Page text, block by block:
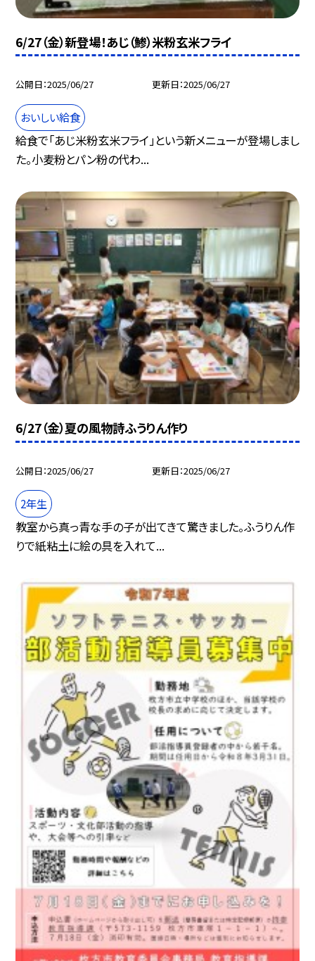
6/27（金）新登場！あじ（鯵）米粉玄米フライ
公開日 2025/06/27 更新日 2025/06/27
おいしい給食
給食で「あじ米粉玄米フライ」という新メニューが登場しまし
た。小麦粉とパン粉の代わ...
6/27（金）夏の風物詩ふうりん作り
公開日 2025/06/27 更新日 2025/06/27
2年生
教室から真っ青な手の子が出てきて驚きました。ふうりん作
りで紙粘土に絵の具を入れて...